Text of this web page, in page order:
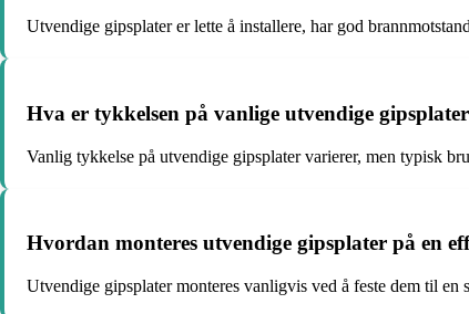
Utvendige gipsplater er lette å installere, har god
Hva er tykkelsen på vanlige utvendige
Vanlig tykkelse på utvendige gipsplater varierer, men typisk
Hvordan monteres utvendige gipsplater på en
Utvendige gipsplater monteres vanligvis ved å feste dem til